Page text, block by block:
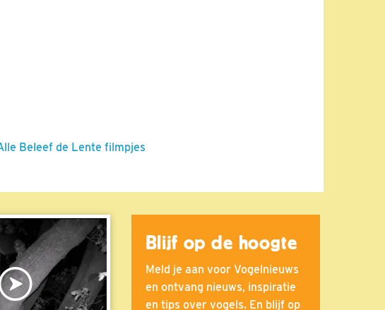
Beleef de Lente filmpjes
Blijf op de hoogte
Meld je aan voor Vogelnieuws
en ontvang nieuws, inspiratie
en tips over vogels. En blijf op